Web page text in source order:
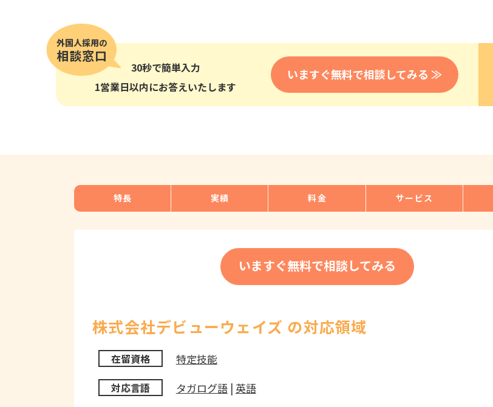
通訳・翻訳
IT
営業
貿易
採用市場
調査・プレスリリース
お役立ち資料
30秒で簡単入力
1営業日以内にお答えいたします
いますぐ無料で相談してみる ≫
特長 実績 料金 サービス
いますぐ無料で相談してみる
株式会社デビューウェイズ の対応領域
在留資格 特定技能
対応言語 タガログ語| 英語